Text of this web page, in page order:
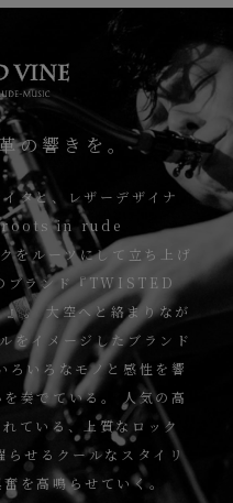
の響きを。
タと、レザーデザイナ
in rude
ルーツにして立ち上げ
ブランド『TWISTED
。 大空へと絡まりなが
をイメージしたブランド
ろいろなモノと感性を響
奏でている。
人気の高
ている、上質なロック
らせるクールなスタイリ
を高鳴らせていく。